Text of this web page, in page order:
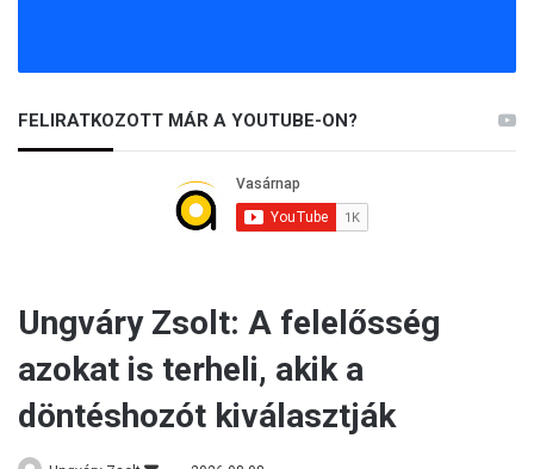
FELIRATKOZOTT MÁR A YOUTUBE-ON?